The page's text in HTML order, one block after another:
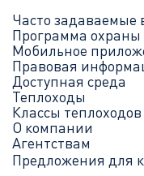
Часто задаваемые
Программа охраны
Мобильное
Правовая
Доступная среда
Теплоходы
Классы теплоходов
О компании
Агентствам
Предложения для